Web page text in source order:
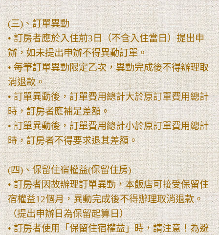
(三)、訂單異動
• 訂房者應於入住前3日（不含入住當日）提出申
辦，如未提出申辦不得異動訂單。
• 每筆訂單異動限定乙次，異動完成後不得辦理取
消退款。
• 訂單異動後，訂單費用總計大於原訂單費用總計
時，訂房者應補足差額。
• 訂單異動後，訂單費用總計小於原訂單費用總計
時，訂房者不得要求退其差額。
(四)、保留住宿權益(保留住房)
• 訂房者因故辦理訂單異動，本飯店可接受保留住
宿權益12個月，異動完成後不得辦理取消退款。
（提出申辦日為保留起算日）
• 訂房者使用「保留住宿權益」時，請注意！為避